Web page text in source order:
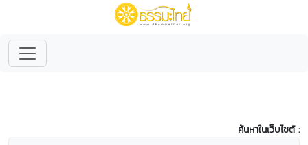
ค้นหาในเว็บไซต์ :